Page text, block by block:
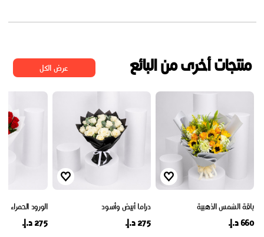
منتجات أخرى من البائع عرض الكل
باقة الشمس الذهبية
660 د.إ.
دراما أبيض وأسود
275 د.إ.
الورود الحمراء
275 د.إ.